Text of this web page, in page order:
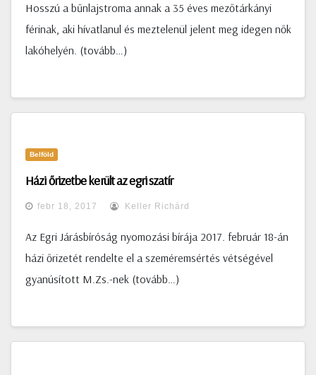
Hosszú a bűnlajstroma annak a 35 éves mezőtárkányi
férinak, aki hívatlanul és meztelenül jelent meg idegen nők
lakóhelyén. (tovább…)
Belföld
Házi őrizetbe került az egri szatír
febr 18, 2017 Keller Richárd
Az Egri Járásbíróság nyomozási bírája 2017. február 18-án
házi őrizetét rendelte el a szeméremsértés vétségével
gyanúsított M.Zs.-nek (tovább…)